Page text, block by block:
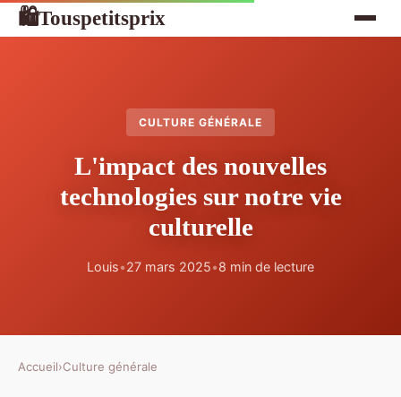
🛍Touspetitsprix
CULTURE GÉNÉRALE
L'impact des nouvelles
technologies sur notre vie
culturelle
Louis•27 mars 2025•8 min de lecture
Accueil›Culture générale